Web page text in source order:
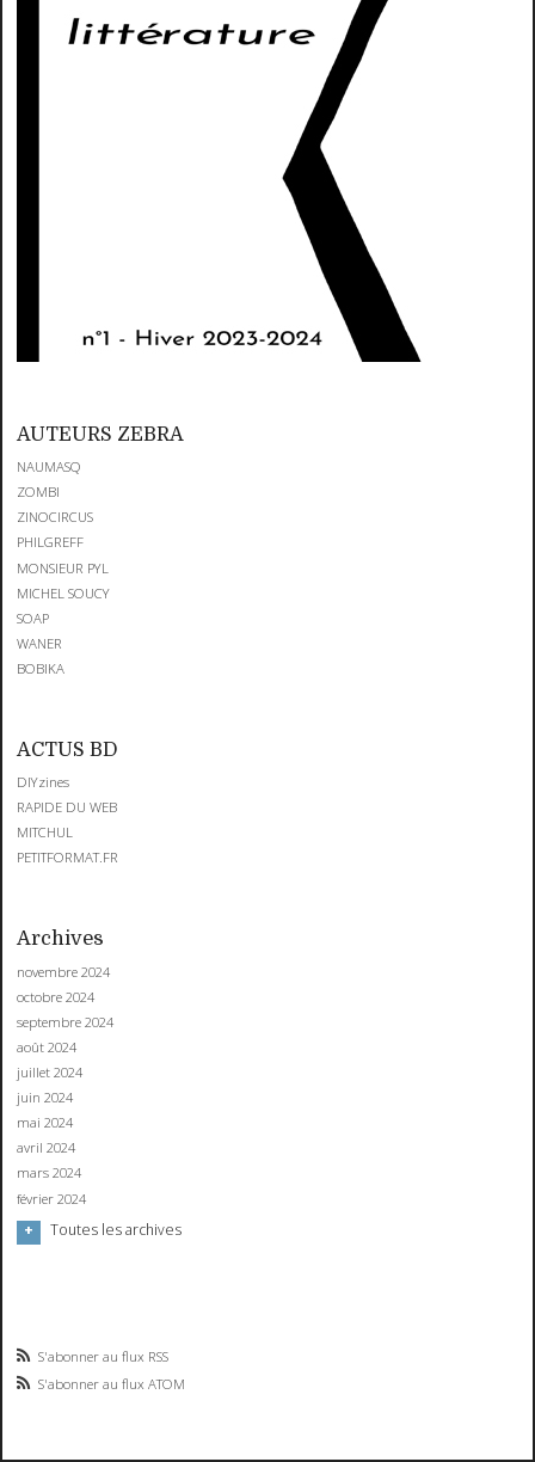
AUTEURS ZEBRA
NAUMASQ
ZOMBI
ZINOCIRCUS
PHILGREFF
MONSIEUR PYL
MICHEL SOUCY
SOAP
WANER
BOBIKA
ACTUS BD
DIYzines
RAPIDE DU WEB
MITCHUL
PETITFORMAT.FR
Archives
novembre 2024
octobre 2024
septembre 2024
août 2024
juillet 2024
juin 2024
mai 2024
avril 2024
mars 2024
février 2024
Toutes les archives
S'abonner au flux RSS
S'abonner au flux ATOM